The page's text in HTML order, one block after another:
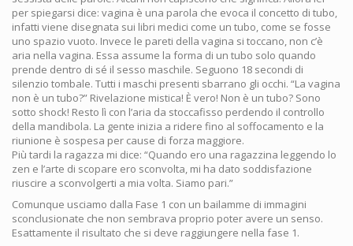
per spiegarsi dice: vagina è una parola che evoca il concetto di tubo,
infatti viene disegnata sui libri medici come un tubo, come se fosse
uno spazio vuoto. Invece le pareti della vagina si toccano, non c’è
aria nella vagina. Essa assume la forma di un tubo solo quando
prende dentro di sé il sesso maschile. Seguono 18 secondi di
silenzio tombale. Tutti i maschi presenti sbarrano gli occhi. “La vagina
non è un tubo?” Rivelazione mistica! È vero! Non è un tubo? Sono
sotto shock! Resto lì con l’aria da stoccafisso perdendo il controllo
della mandibola. La gente inizia a ridere fino al soffocamento e la
riunione è sospesa per cause di forza maggiore.
Più tardi la ragazza mi dice: “Quando ero una ragazzina leggendo lo
zen e l’arte di scopare ero sconvolta, mi ha dato soddisfazione
riuscire a sconvolgerti a mia volta. Siamo pari.”
Comunque usciamo dalla Fase 1 con un bailamme di immagini
sconclusionate che non sembrava proprio poter avere un senso.
Esattamente il risultato che si deve raggiungere nella fase 1.